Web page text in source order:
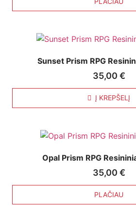
Sunset Prism RPG
35,00 €
Į KREPŠELĮ
Opal Prism RPG
35,00 €
PLAČIAU